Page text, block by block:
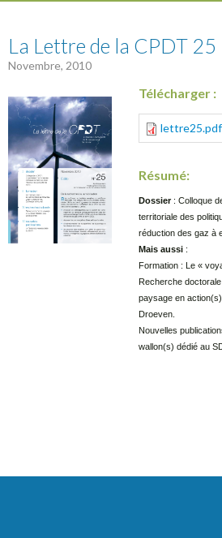
La Lettre de la CPDT 25
Novembre, 2010
Télécharger :
lettre25.pdf
Résumé:
Dossier: Colloque
territoriale des
réduction des gaz à
Mais aussi :
Formation : Le «
Recherche doctorale
paysage en
Droeven.
Nouvelles
wallon(s) dédié au